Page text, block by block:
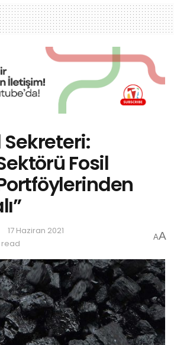
Sekreteri:
Fosil
17 Haziran 2021
read
AA